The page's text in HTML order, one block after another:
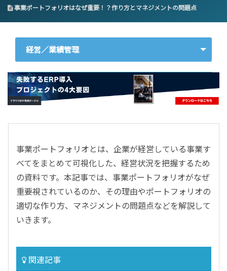
事業ポートフォリオはなぜ重要！？作り方とマネジメントの問題点
経営／業績管理
ERP
会計
CRM／営業支援／Eコマース
DX（2025年の崖）／クラウドコンピューティング
データ分析／BI
ガバナンス／リスク管理
BPR／業務改善
事業ポートフォリオとは、企業が経営している事業す
べてをまとめて可視化した、経営状況を把握するため
の資料です。本記事では、事業ポートフォリオがなぜ
重要視されているのか、その理由やポートフォリオの
適切な作り方、マネジメントの問題点などを解説して
いきます。
関連記事